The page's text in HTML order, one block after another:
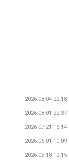
2026-08-04 22:18
2026-08-01 22:37
2026-07-21 16:14
2026-06-01 10:09
2026-05-18 12:15